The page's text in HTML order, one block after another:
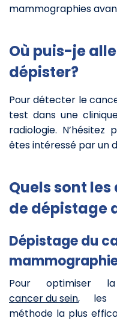
mammographies
Où puis-je
dépister?
Pour détecter le
test dans une
radiologie.
êtes intéressé par un
Quels sont
de dépistage
Dépistage du
Pour optimiser
cancer du sein, les
méthode la plus